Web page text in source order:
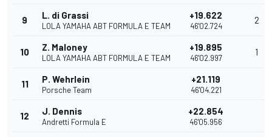
9 L. di Grassi
LOLA YAMAHA ABT FORMULA E TEAM
+19.622
46'02.724
2
10 Z. Maloney
LOLA YAMAHA ABT FORMULA E TEAM
+19.895
46'02.997
1
11 P. Wehrlein
Porsche Team
+21.119
46'04.221
12 J. Dennis
Andretti Formula E
+22.854
46'05.956